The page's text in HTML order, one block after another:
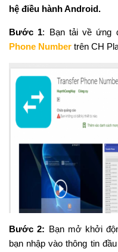
hệ điều hành Android.
Bước 1: Bạn tải về ứng
Phone Number trên CH
Bước 2: Bạn mở khởi
bạn nhập vào thông tin